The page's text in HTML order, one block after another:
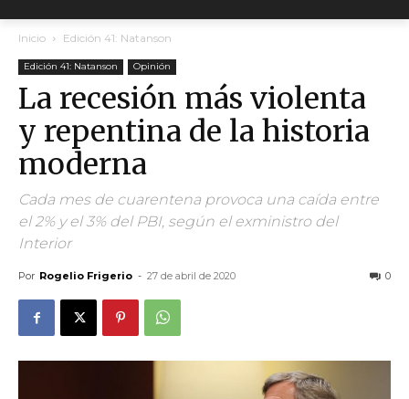
Inicio Edición 41: Natanson
Edición 41: Natanson Opinión
La recesión más violenta
y repentina de la historia
moderna
Cada mes de cuarentena provoca una caída entre
el 2% y el 3% del PBI, según el exministro del
Interior
Por Rogelio Frigerio - 27 de abril de 2020 0